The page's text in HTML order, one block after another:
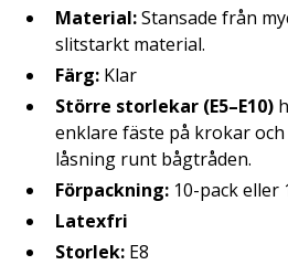
Material:Stansade från
slitstarkt material.
Färg: Klar
Större storlekar (E5–E10)
enklare fäste på krokar
låsning runt bågtråden.
Förpackning: 10-pack eller
Latexfri
Storlek: E8